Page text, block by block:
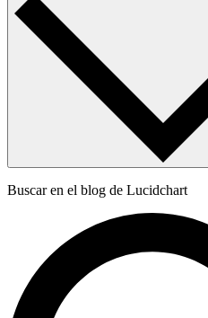
Buscar en el blog de Lucidchart